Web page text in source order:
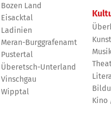
Bozen Land
Eisacktal
Ladinien
Meran-Burggrafenamt
Pustertal
Überetsch-Unterland
Vinschgau
Wipptal
Kunst
Kino